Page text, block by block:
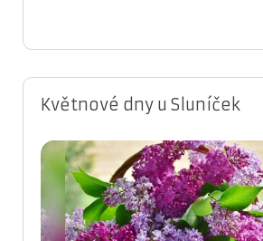
Květnové dny u Sluníček